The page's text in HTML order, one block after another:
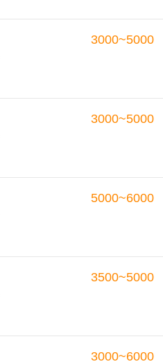
3000~5000
3000~5000
5000~6000
3500~5000
3000~6000